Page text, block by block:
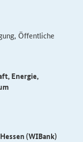
Öffentliche
Energie,
(WIBank)